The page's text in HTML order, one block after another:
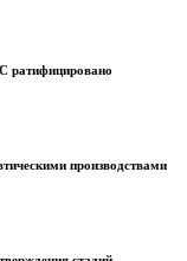
ратифицировано
производствами